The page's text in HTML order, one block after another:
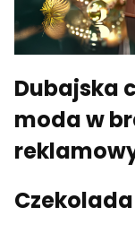
Dubajska
moda w